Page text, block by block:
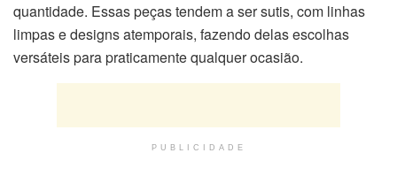
quantidade. Essas peças tendem a ser sutis, com linhas
limpas e designs atemporais, fazendo delas escolhas
versáteis para praticamente qualquer ocasião.
PUBLICIDADE